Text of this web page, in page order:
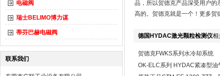
电磁阀
瑞士BELIMO博力谋
蒂芬巴赫电磁阀
联系我们
品，所以贺德克产品深受用户的
高的。贺德克就是一个！更多
德国HYDAC激光颗粒检测仪相
贺德克FWKS系列水冷却系统
OK-ELC系列 HYDAC紧凑型油